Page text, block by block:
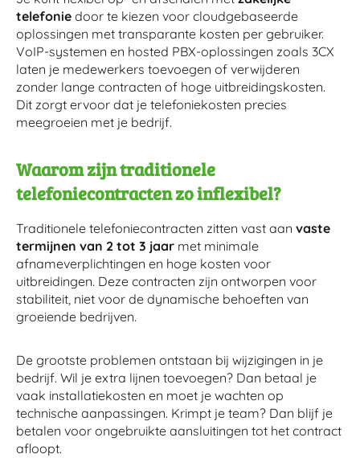
telefonie door te kiezen voor cloudgebaseerde
oplossingen met transparante kosten per gebruiker.
VoIP-systemen en hosted PBX-oplossingen zoals 3CX
laten je medewerkers toevoegen of verwijderen
zonder lange contracten of hoge uitbreidingskosten.
Dit zorgt ervoor dat je telefoniekosten precies
meegroeien met je bedrijf.
Waarom zijn traditionele
telefoniecontracten zo inflexibel?
Traditionele telefoniecontracten zitten vast aan vaste
termijnen van 2 tot 3 jaar met minimale
afnameverplichtingen en hoge kosten voor
uitbreidingen. Deze contracten zijn ontworpen voor
stabiliteit, niet voor de dynamische behoeften van
groeiende bedrijven.
De grootste problemen ontstaan bij wijzigingen in je
bedrijf. Wil je extra lijnen toevoegen? Dan betaal je
vaak installatiekosten en moet je wachten op
technische aanpassingen. Krimpt je team? Dan blijf je
betalen voor ongebruikte aansluitingen tot het contract
afloopt.